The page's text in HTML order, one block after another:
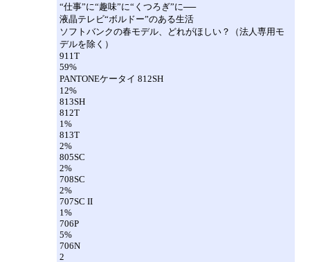
“仕事”に“趣味”に“くつろぎ”に──
液晶テレビ“ボルドー”のある生活
ソフトバンクの春モデル、どれがほしい？（法人専用モ
デルを除く）
911T
59%
PANTONEケータイ 812SH
12%
813SH
812T
1%
813T
2%
805SC
2%
708SC
2%
707SC II
1%
706P
5%
706N
2